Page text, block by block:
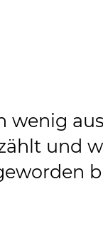
wenig
und